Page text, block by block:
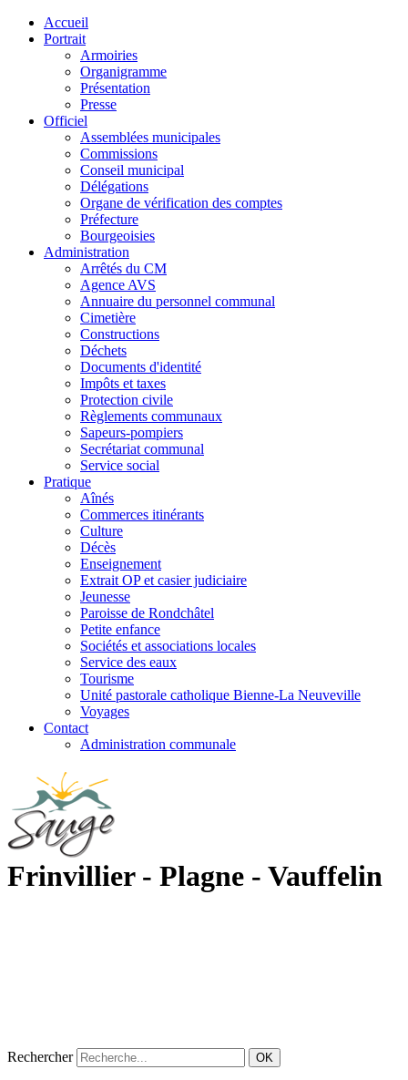
Accueil
Portrait
Armoiries
Organigramme
Présentation
Presse
Officiel
Assemblées municipales
Commissions
Conseil municipal
Délégations
Organe de vérification des comptes
Préfecture
Bourgeoisies
Administration
Arrêtés du CM
Agence AVS
Annuaire du personnel communal
Cimetière
Constructions
Déchets
Documents d'identité
Impôts et taxes
Protection civile
Règlements communaux
Sapeurs-pompiers
Secrétariat communal
Service social
Pratique
Aînés
Commerces itinérants
Culture
Décès
Enseignement
Extrait OP et casier judiciaire
Jeunesse
Paroisse de Rondchâtel
Petite enfance
Sociétés et associations locales
Service des eaux
Tourisme
Unité pastorale catholique Bienne-La Neuveville
Voyages
Contact
Administration communale
Frinvillier - Plagne - Vauffelin
Rechercher OK